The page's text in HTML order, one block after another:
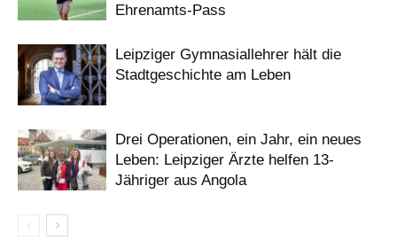
Ehrenamts-Pass
Leipziger Gymnasiallehrer hält die
Stadtgeschichte am Leben
Drei Operationen, ein Jahr, ein neues
Leben: Leipziger Ärzte helfen 13-
Jähriger aus Angola